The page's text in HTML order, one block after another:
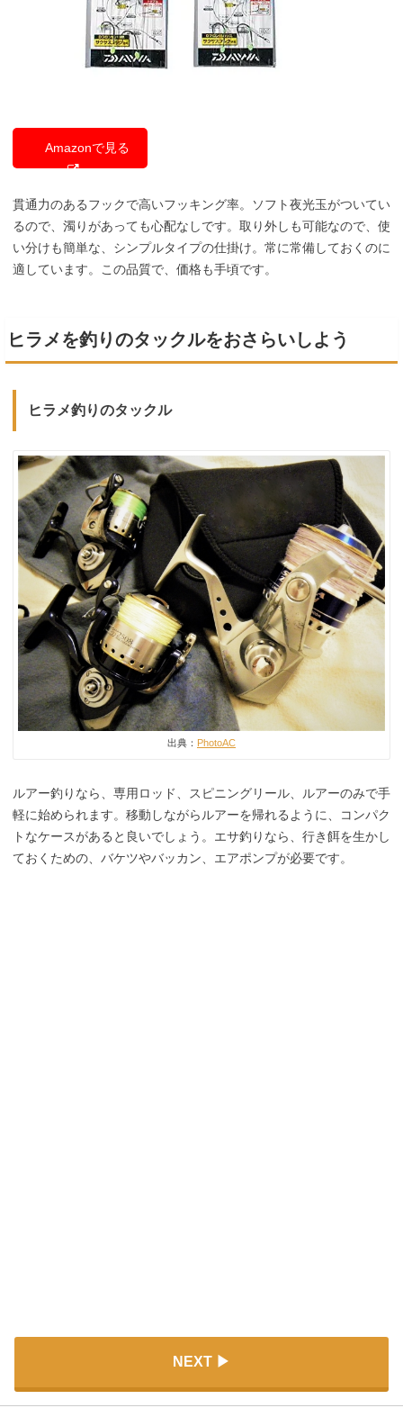
Amazonで見る
貫通力のあるフックで高いフッキング率。ソフト夜光玉がついてい
るので、濁りがあっても心配なしです。取り外しも可能なので、使
い分けも簡単な、シンプルタイプの仕掛け。常に常備しておくのに
適しています。この品質で、価格も手頃です。
ヒラメを釣りのタックルをおさらいしよう
ヒラメ釣りのタックル
出典： PhotoAC
ルアー釣りなら、専用ロッド、スピニングリール、ルアーのみで手
軽に始められます。移動しながらルアーを帰れるように、コンパク
トなケースがあると良いでしょう。エサ釣りなら、行き餌を生かし
ておくための、バケツやバッカン、エアポンプが必要です。
NEXT